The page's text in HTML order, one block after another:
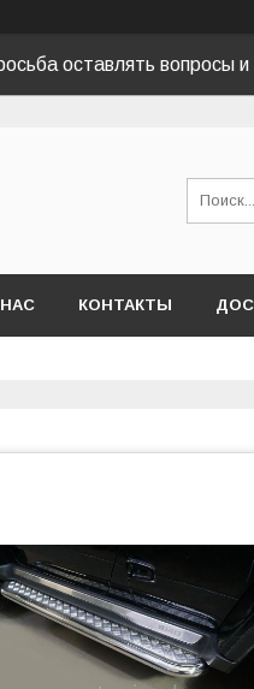
оставлять вопросы
КОНТАКТЫ